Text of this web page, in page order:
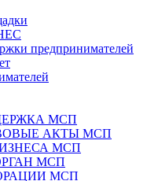
предпринимателей
МСП
АКТЫ МСП
МСП
МСП
МСП